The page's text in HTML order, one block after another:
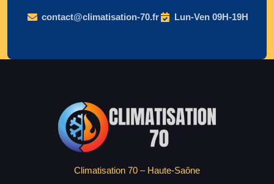
contact@climatisation-70.fr Lun-Ven 09H-19H
Climatisation 70 – Haute-Saône